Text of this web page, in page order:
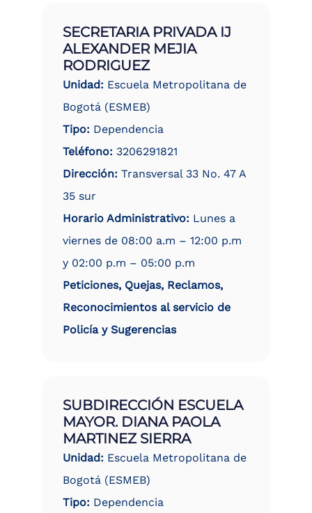
SECRETARIA PRIVADA IJ
ALEXANDER MEJIA
RODRIGUEZ
Unidad: Escuela Metropolitana de
Bogotá (ESMEB)
Tipo: Dependencia
Teléfono: 3206291821
Dirección: Transversal 33 No. 47 A
35 sur
Horario Administrativo: Lunes a
viernes de 08:00 a.m – 12:00 p.m
y 02:00 p.m – 05:00 p.m
Peticiones, Quejas, Reclamos,
Reconocimientos al servicio de
Policía y Sugerencias
SUBDIRECCIÓN ESCUELA
MAYOR. DIANA PAOLA
MARTINEZ SIERRA
Unidad: Escuela Metropolitana de
Bogotá (ESMEB)
Tipo: Dependencia